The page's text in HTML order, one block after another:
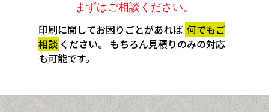
まずはご相談ください。
印刷に関してお困りごとがあれば 何でもご
相談 ください。 もちろん見積りのみの対応
も可能です。